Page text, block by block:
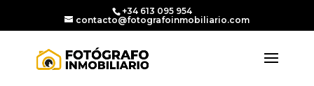
+34 613 095 954
contacto@fotografoinmobiliario.com